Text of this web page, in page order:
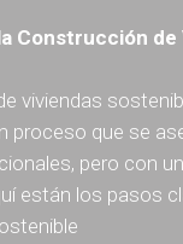
Construcción de
viviendas
proceso que se
pero con
están los pasos